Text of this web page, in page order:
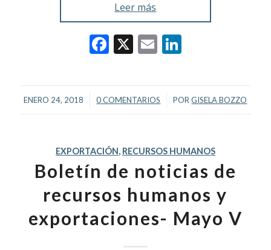
Leer más
Facebook
X EmailLinkedIn
ENERO 24, 2018
/ 0 COMENTARIOS
/ PORGISELA BOZZO
EXPORTACIÓN, RECURSOS HUMANOS
Boletín de noticias de
recursos humanos y
exportaciones- Mayo V